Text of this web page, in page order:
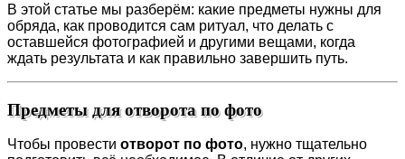
В этой статье мы разберём: какие предметы нужны для
обряда, как проводится сам ритуал, что делать с
оставшейся фотографией и другими вещами, когда
ждать результата и как правильно завершить путь.
Предметы для отворота по фото
Чтобы провести отворот по фото, нужно тщательно